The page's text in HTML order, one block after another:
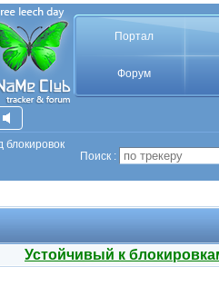
Портал
Форум
блокировок
Поиск :
Устойчивый к